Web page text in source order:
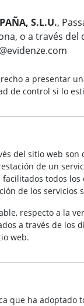
S.L.U.,
o a través del
a presentar
de control si lo
del sitio web son
de un
todos los
de los servicios
respecto a la
a través de los
web.
que ha adoptado